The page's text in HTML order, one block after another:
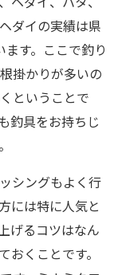
ダイの実績は県
す。ここで釣り
掛かりが多いの
ということで
釣具をお持ちじ
シングもよく行
には特に人気と
げるコツはなん
おくことです。